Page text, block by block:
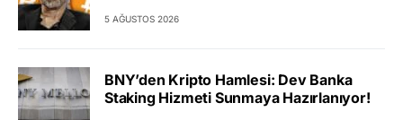
5 AĞUSTOS 2026
BNY’den Kripto Hamlesi: Dev Banka
Staking Hizmeti Sunmaya Hazırlanıyor!